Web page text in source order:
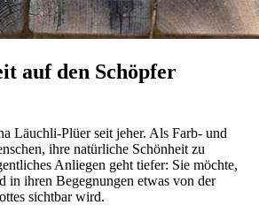
auf den Schöpfer
Läuchli-Plüer seit jeher. Als Farb- und
ihre natürliche Schönheit zu
Anliegen geht tiefer: Sie möchte,
in ihren Begegnungen etwas von der
sichtbar wird.